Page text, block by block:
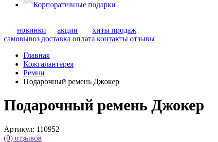
Корпоративные подарки
новинки акции
хиты продаж
самовывоз доставка оплата контакты отзывы
Главная
Кожгалантерея
Ремни
Подарочный ремень Джокер
Подарочный ремень Джокер
Артикул: 110952
(0) отзывов